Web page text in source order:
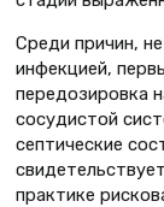
Среди причин,
инфекцией,
передозировка
сосудистой
септические
практике